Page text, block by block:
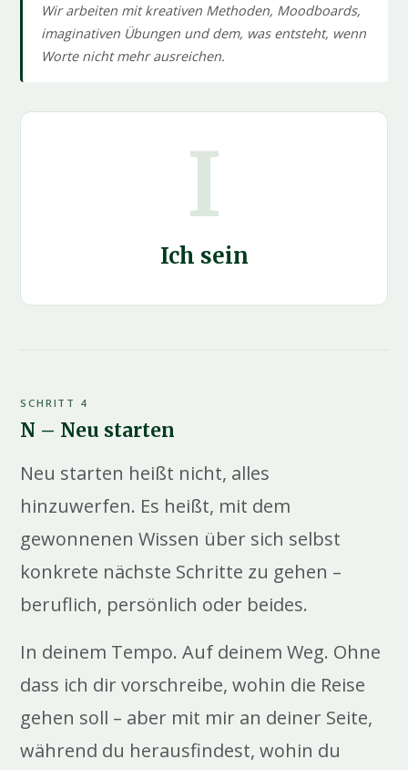
Wir arbeiten mit kreativen Methoden, Moodboards,
imaginativen Übungen und dem, was entsteht, wenn
Worte nicht mehr ausreichen.
I
Ich sein
SCHRITT 4
N – Neu starten
Neu starten heißt nicht, alles
hinzuwerfen. Es heißt, mit dem
gewonnenen Wissen über sich selbst
konkrete nächste Schritte zu gehen –
beruflich, persönlich oder beides.
In deinem Tempo. Auf deinem Weg. Ohne
dass ich dir vorschreibe, wohin die Reise
gehen soll – aber mit mir an deiner Seite,
während du herausfindest, wohin du